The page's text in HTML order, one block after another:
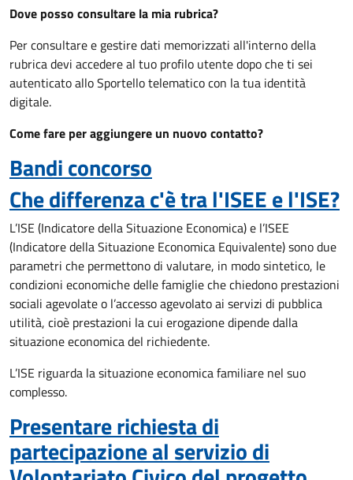
Dove posso consultare la mia rubrica?
Per consultare e gestire dati memorizzati all'interno della
rubrica devi accedere al tuo profilo utente dopo che ti sei
autenticato allo Sportello telematico con la tua identità
digitale.
Come fare per aggiungere un nuovo contatto?
Bandi concorso
Che differenza c'è tra l'ISEE e l'ISE?
L’ISE (Indicatore della Situazione Economica) e l’ISEE
(Indicatore della Situazione Economica Equivalente) sono due
parametri che permettono di valutare, in modo sintetico, le
condizioni economiche delle famiglie che chiedono prestazioni
sociali agevolate o l’accesso agevolato ai servizi di pubblica
utilità, cioè prestazioni la cui erogazione dipende dalla
situazione economica del richiedente.
L’ISE riguarda la situazione economica familiare nel suo
complesso.
Presentare richiesta di
partecipazione al servizio di